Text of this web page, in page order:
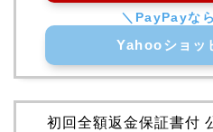
Yahooショッ
初回全額返金保証書付